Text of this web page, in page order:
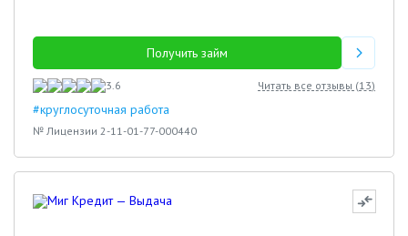
Получить займ
3.6 Читать все отзывы (13)
#круглосуточная работа
№ Лицензии 2-11-01-77-000440